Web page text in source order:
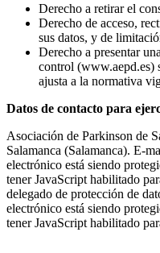
Derecho a retirar el
Derecho de acceso,
sus datos, y de
Derecho a presentar
control (www.aepd.es)
ajusta a la normativa
Datos de contacto para
Asociación de Parkinson de
Salamanca (Salamanca). E-
electrónico está siendo
tener JavaScript habilitado
delegado de protección de
electrónico está siendo
tener JavaScript habilitado